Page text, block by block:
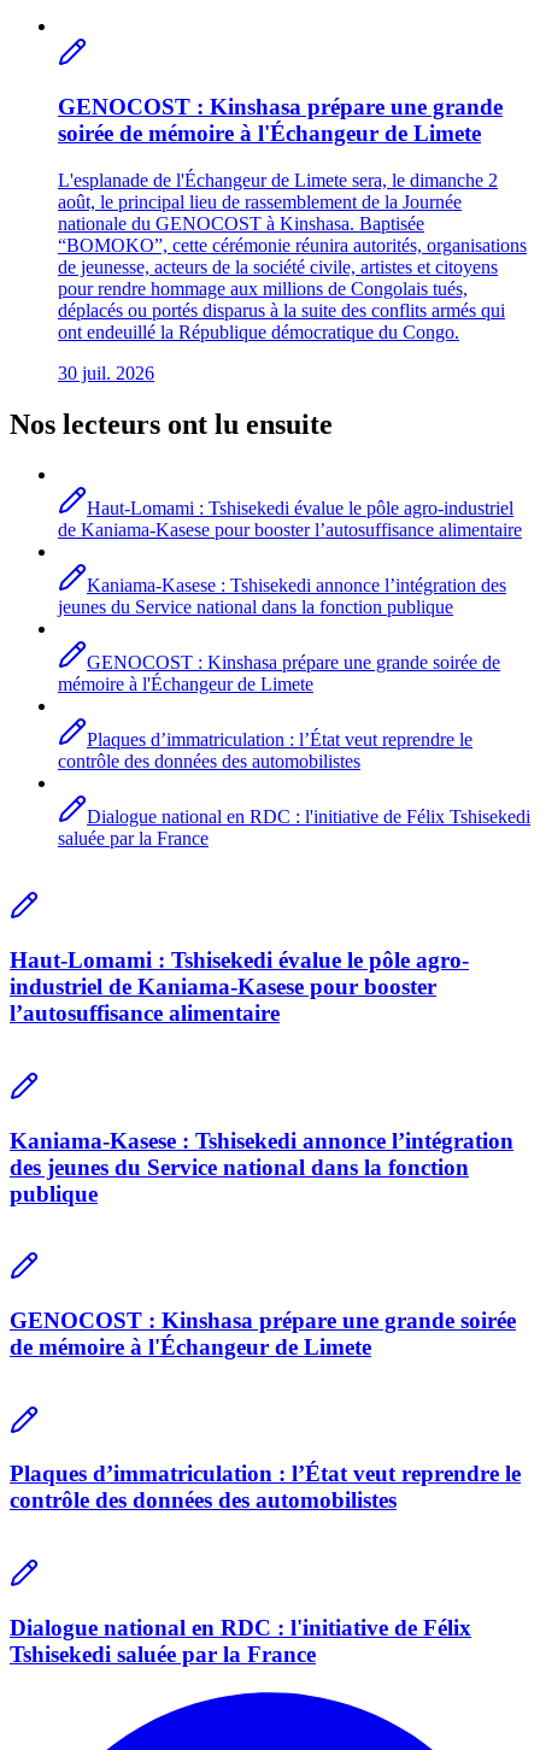
GENOCOST : Kinshasa prépare une grande
soirée de mémoire à l'Échangeur de Limete
L'esplanade de l'Échangeur de Limete sera, le dimanche 2
août, le principal lieu de rassemblement de la Journée
nationale du GENOCOST à Kinshasa. Baptisée
“BOMOKO”, cette cérémonie réunira autorités, organisations
de jeunesse, acteurs de la société civile, artistes et citoyens
pour rendre hommage aux millions de Congolais tués,
déplacés ou portés disparus à la suite des conflits armés qui
ont endeuillé la République démocratique du Congo.
30 juil. 2026
Nos lecteurs ont lu ensuite
Haut-Lomami : Tshisekedi évalue le pôle agro-industriel
de Kaniama-Kasese pour booster l’autosuffisance alimentaire
Kaniama-Kasese : Tshisekedi annonce l’intégration des
jeunes du Service national dans la fonction publique
GENOCOST : Kinshasa prépare une grande soirée de
mémoire à l'Échangeur de Limete
Plaques d’immatriculation : l’État veut reprendre le
contrôle des données des automobilistes
Dialogue national en RDC : l'initiative de Félix Tshisekedi
saluée par la France
Haut-Lomami : Tshisekedi évalue le pôle agro-
industriel de Kaniama-Kasese pour booster
l’autosuffisance alimentaire
Kaniama-Kasese : Tshisekedi annonce l’intégration
des jeunes du Service national dans la fonction
publique
GENOCOST : Kinshasa prépare une grande soirée
de mémoire à l'Échangeur de Limete
Plaques d’immatriculation : l’État veut reprendre le
contrôle des données des automobilistes
Dialogue national en RDC : l'initiative de Félix
Tshisekedi saluée par la France